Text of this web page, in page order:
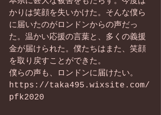
かりは笑顔を失いかけた。そんな僕ら
に届いたのがロンドンからの声だっ
た。温かい応援の言葉と、多くの義援
金が届けられた。僕たちはまた、笑顔
を取り戻すことができた。
僕らの声も、ロンドンに届けたい。
https://taka495.wixsite.com/
pfk2020